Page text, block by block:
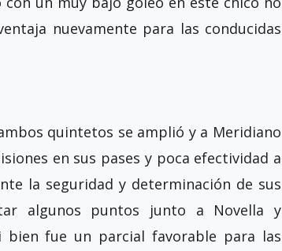
nuevamente para las conducidas
quintetos se amplió y a Meridiano
en sus pases y poca efectividad a
la seguridad y determinación de sus
algunos puntos junto a Novella y
bien fue un parcial favorable para las